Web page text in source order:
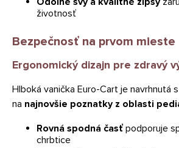
životnosť
Bezpečnosť na prvom mieste
Ergonomický dizajn pre zdravý
Hlboká vanička Euro-Cart je navrhnutá
na najnovšie poznatky z oblasti
Rovná spodná časť podporuje
chrbtice